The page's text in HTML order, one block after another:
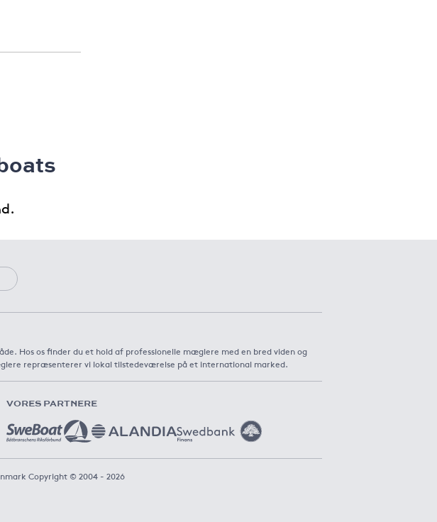
Hos os finder du et hold af professionelle mæglere med en bred viden og
repræsenterer vi lokal tilstedeværelse på et international marked.
VORES PARTNERE
Copyright © 2004 - 2026